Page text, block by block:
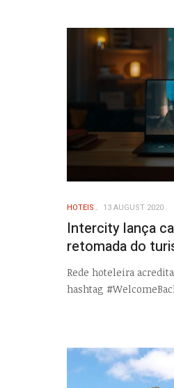
HOTEIS 13 AUGUST 2020
Intercity lança
retomada do
Rede hoteleira
hashtag